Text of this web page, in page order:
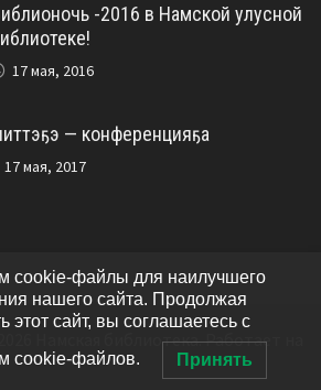
-2016 в Намской улусной
17 мая, 2016
— конференцияҕа
17 мая, 2017
Намская библиотека. Работает на
cookie-файлы для наилучшего
нашего сайта. Продолжая
этот сайт, вы соглашаетесь с
cookie-файлов. Принять